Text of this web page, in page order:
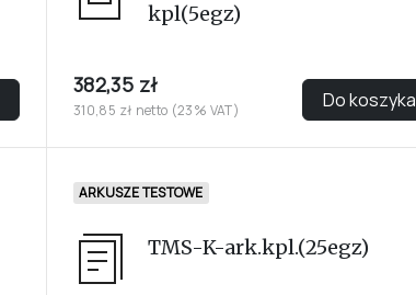
kpl(5egz)
382,35 zł
310,85 zł netto (23% VAT) Do koszyka
ARKUSZE TESTOWE
TMS-K-ark.kpl.(25egz)